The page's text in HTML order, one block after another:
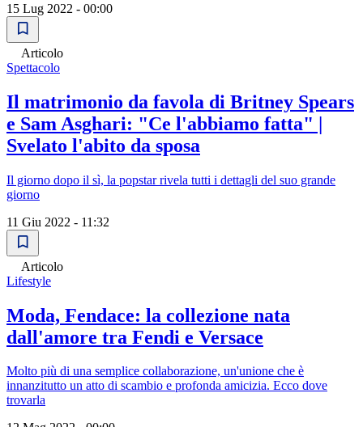
15 Lug 2022 - 00:00
Articolo
Spettacolo
Il matrimonio da favola di Britney Spears
e Sam Asghari: "Ce l'abbiamo fatta" |
Svelato l'abito da sposa
Il giorno dopo il sì, la popstar rivela tutti i dettagli del suo grande
giorno
11 Giu 2022 - 11:32
Articolo
Lifestyle
Moda, Fendace: la collezione nata
dall'amore tra Fendi e Versace
Molto più di una semplice collaborazione, un'unione che è
innanzitutto un atto di scambio e profonda amicizia. Ecco dove
trovarla